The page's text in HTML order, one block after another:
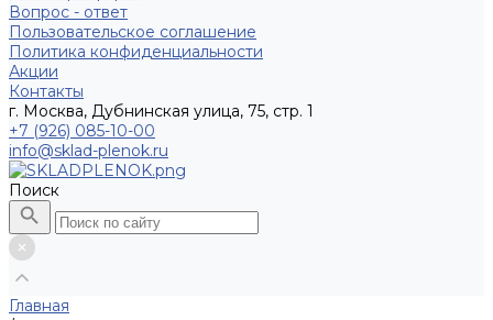
Вопрос - ответ
Пользовательское соглашение
Политика конфиденциальности
Акции
Контакты
г. Москва, Дубнинская улица, 75, стр. 1
+7 (926) 085-10-00
info@sklad-plenok.ru
Поиск
Главная